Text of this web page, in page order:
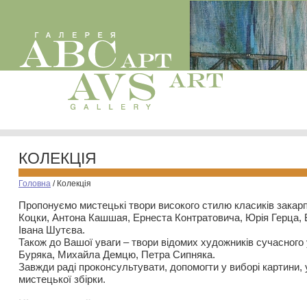
КОЛЕКЦІЯ
Головна / Колекція
Пропонуємо мистецькі твори високого стилю класиків
Коцки, Антона Кашшая, Ернеста Контратовича, Юрія
Івана Шутєва.
Також до Вашої уваги – твори відомих художників
Буряка, Михайла Демцю, Петра Сипняка.
Завжди раді проконсультувати, допомогти у виборі картини,
мистецької збірки.